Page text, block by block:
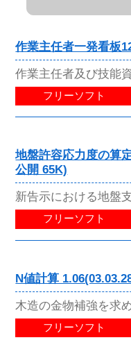
作業主任者一発看板
作業主任者及び技能
フリーソフト
地盤許容応力度の算
公開 65K)
新告示における地盤
フリーソフト
N値計算
木造の金物補強を求
フリーソフト